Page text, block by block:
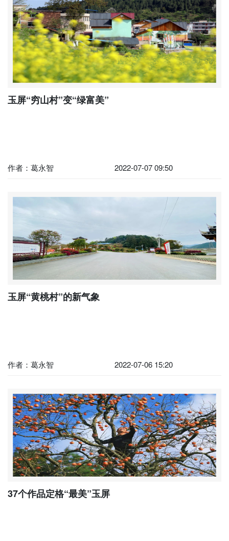
玉屏“穷山村”变“绿富美”
作者：葛永智 2022-07-07 09:50
玉屏“黄桃村”的新气象
作者：葛永智 2022-07-06 15:20
37个作品定格“最美”玉屏